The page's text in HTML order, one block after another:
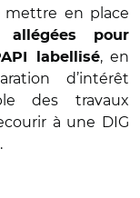
en place
allégées pour
labellisé, en
d’intérêt
des travaux
à une DIG